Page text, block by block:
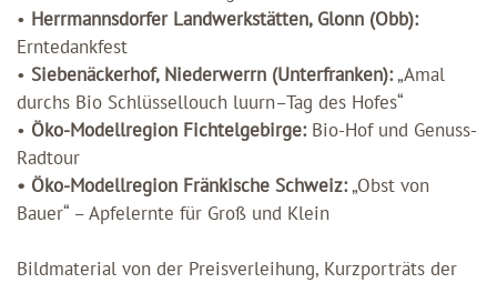
• Herrmannsdorfer Landwerkstätten, Glonn (Obb):
Erntedankfest
• Siebenäckerhof, Niederwerrn (Unterfranken):„Amal
durchs Bio Schlüssellouch luurn–Tag des Hofes“
• Öko-Modellregion Fichtelgebirge:Bio-Hof und Genuss-
Radtour
• Öko-Modellregion Fränkische Schweiz:„Obst von
Bauer“ – Apfelernte für Groß und Klein
Bildmaterial von der Preisverleihung, Kurzporträts der